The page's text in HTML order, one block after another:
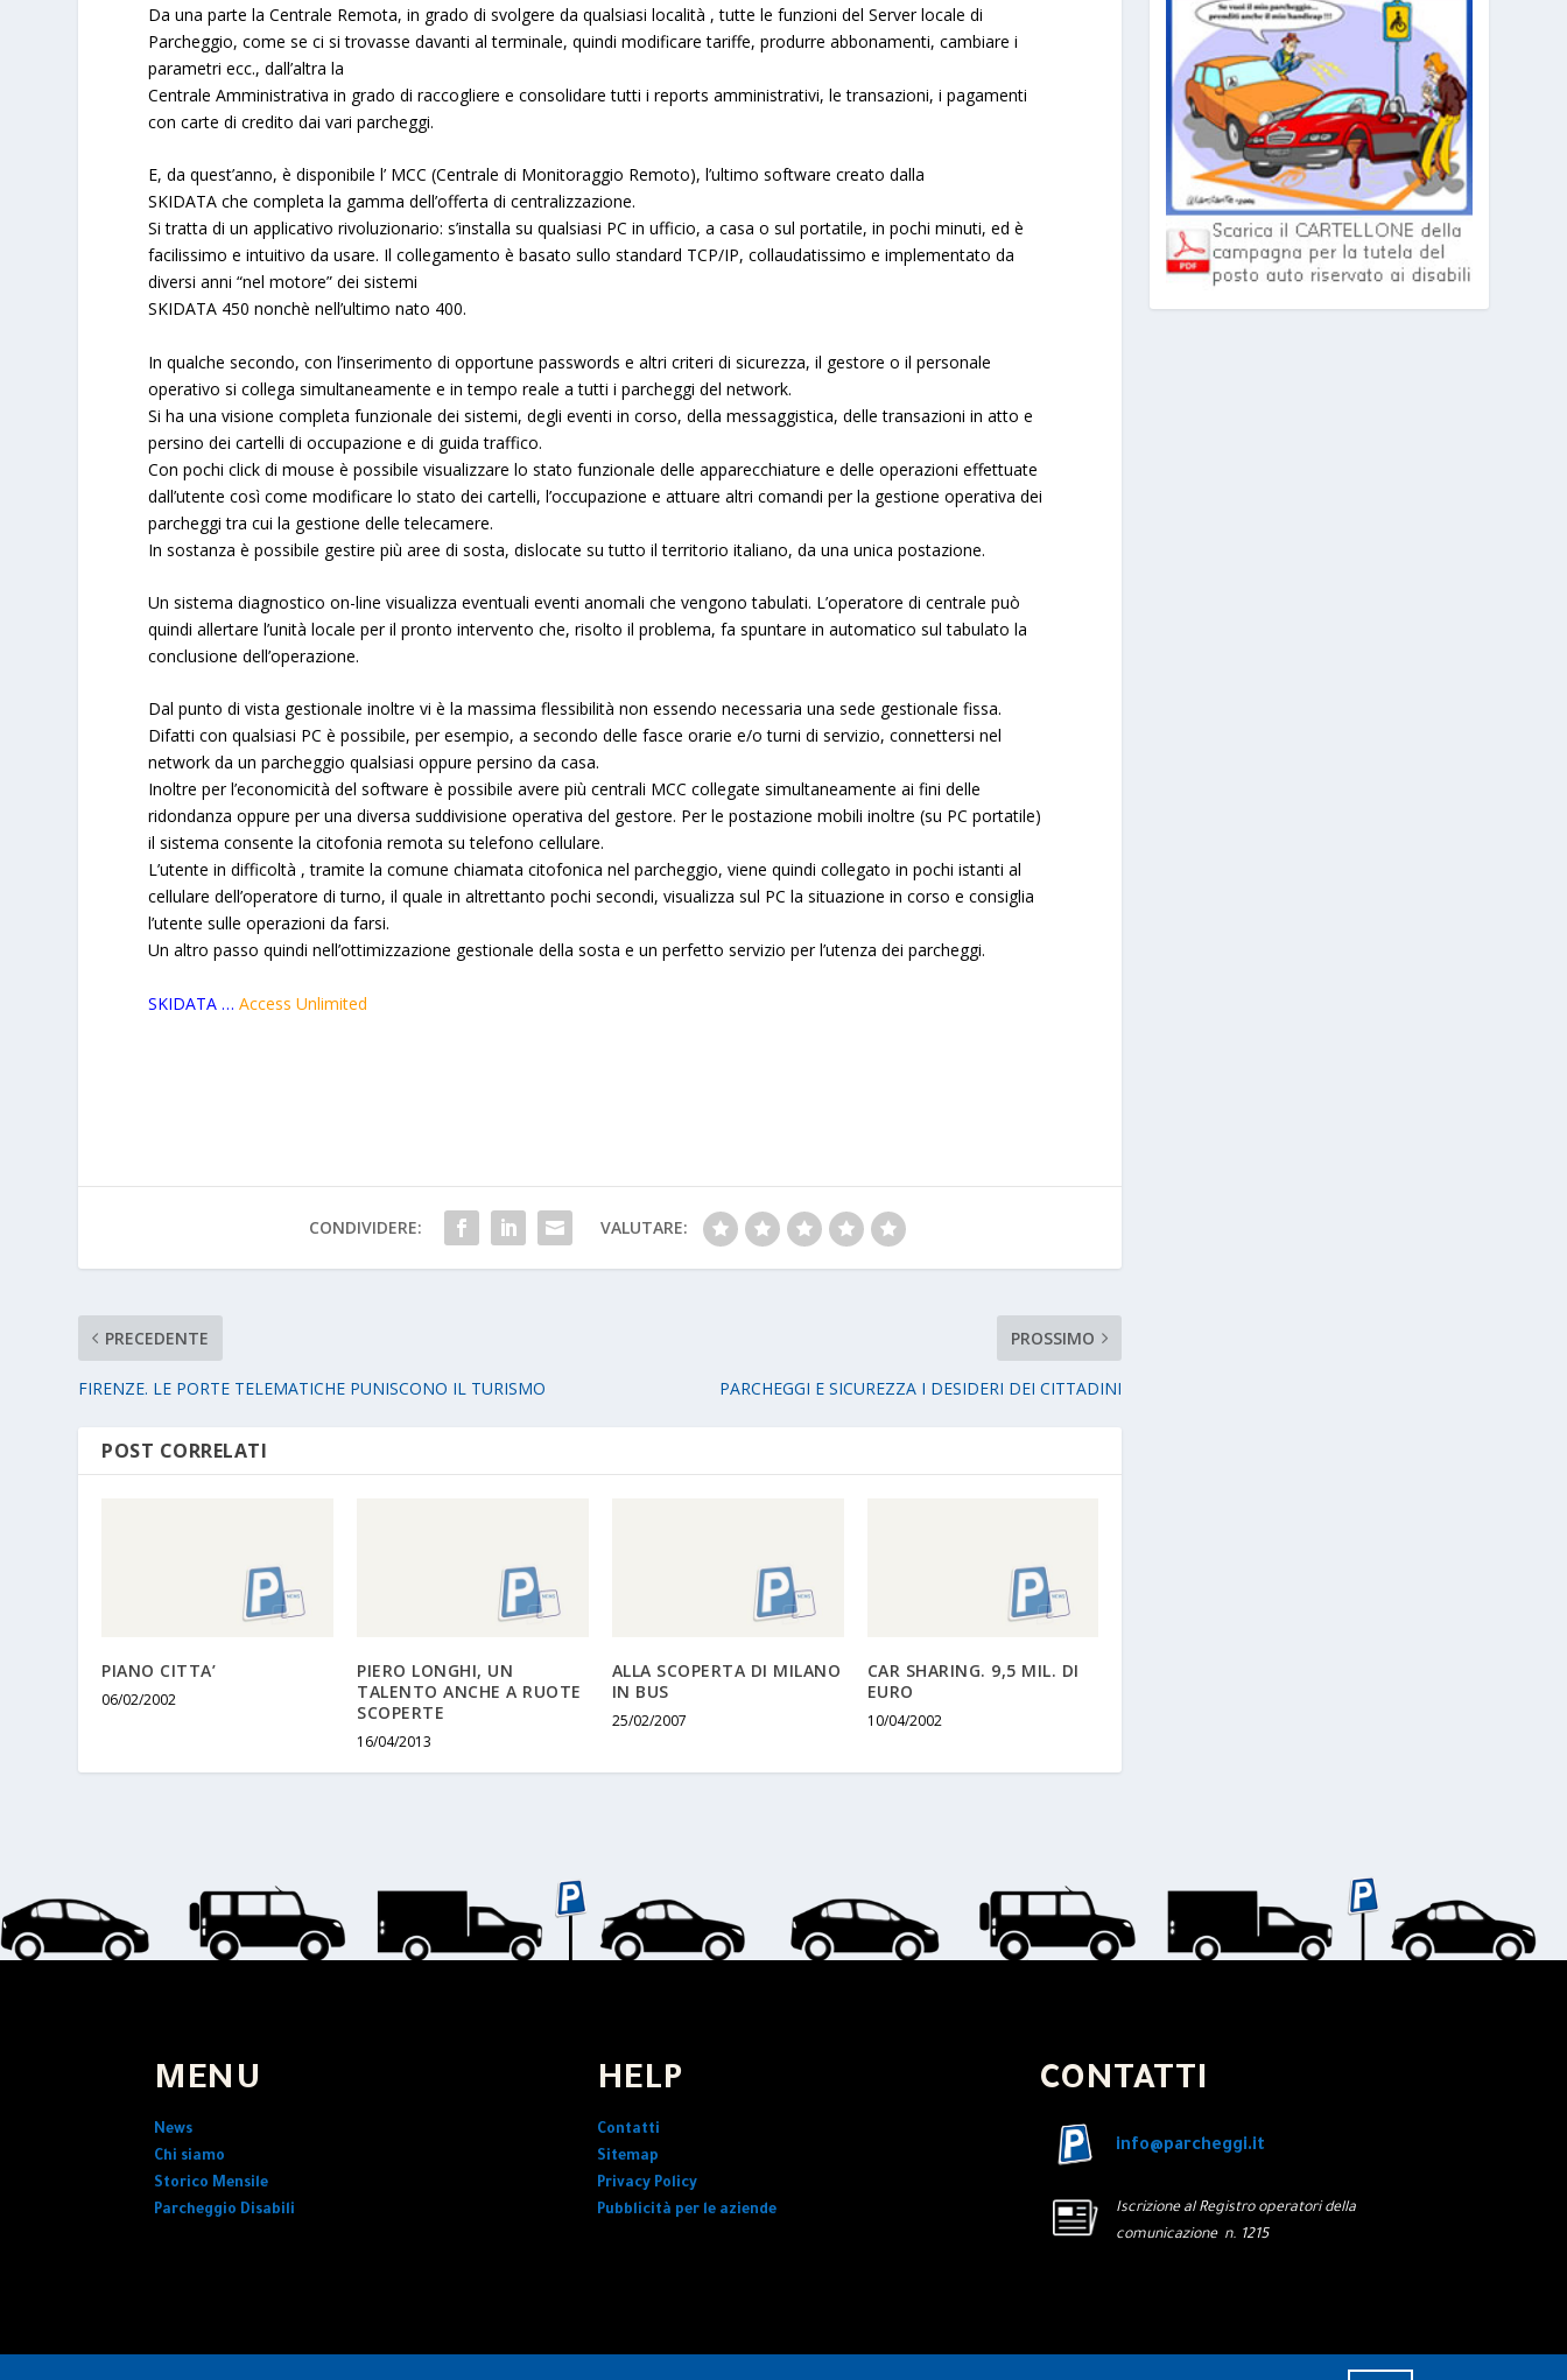
Da una parte laCentrale Remota, in grado di svolgere da qualsiasi località , tutte le funzioni del Server locale di
Parcheggio, come se ci si trovasse davanti al terminale, quindi modificare tariffe, produrre abbonamenti, cambiare i
parametri ecc., dall’altra la
Centrale Amministrativa in grado di raccogliere e consolidare tutti i reports amministrativi, le transazioni, i pagamenti
con carte di credito dai vari parcheggi.
E, da quest’anno, è disponibile l’ MCC (Centrale di Monitoraggio Remoto), l’ultimo software creato dalla
SKIDATA che completa la gamma dell’offerta di centralizzazione.
Si tratta di un applicativo rivoluzionario: s’installa suqualsiasi PC in ufficio, a casa o sul portatile, in pochi minuti, ed è
facilissimo e intuitivo da usare. Il collegamento è basato sullo standard TCP/IP, collaudatissimo e implementato da
diversi anni “nel motore” dei sistemi
SKIDATA 450 nonchè nell’ultimo nato 400.
In qualche secondo, con l’inserimento di opportune passwords e altri criteri di sicurezza, il gestore o il personale
operativo si collega simultaneamente e in tempo reale a tutti i parcheggi del network.
Si ha una visione completa funzionale dei sistemi, degli eventi in corso, della messaggistica, delle transazioni in atto e
persino dei cartelli di occupazione e di guida traffico.
Con pochi click di mouse è possibile visualizzare lo stato funzionale delle apparecchiature e delle operazioni effettuate
dall’utente così come modificare lo stato dei cartelli, l’occupazione e attuare altri comandi per la gestione operativa dei
parcheggi tra cui la gestione delle telecamere.
In sostanza è possibile gestire più aree di sosta, dislocate su tutto il territorio italiano, da una unica postazione.
Un sistema diagnostico on-line visualizza eventuali eventi anomali che vengono tabulati. L’operatore di centrale può
quindi allertare l’unità locale per il pronto intervento che, risolto il problema, fa spuntare in automatico sul tabulato la
conclusione dell’operazione.
Dal punto di vista gestionale inoltre vi è la massima flessibilità non essendo necessaria una sede gestionale fissa.
Difatti con qualsiasi PC è possibile, per esempio, a secondo delle fasce orarie e/o turni di servizio, connettersi nel
network da un parcheggio qualsiasi oppure persino da casa.
Inoltre per l’economicità del software è possibile avere più centrali MCC collegate simultaneamente ai fini delle
ridondanza oppure per una diversa suddivisione operativa del gestore. Per le postazione mobili inoltre (su PC portatile)
il sistema consente la citofonia remota su telefono cellulare.
L’utente in difficoltà , tramite la comune chiamata citofonica nel parcheggio, viene quindi collegato in pochi istanti al
cellulare dell’operatore di turno, il quale in altrettanto pochi secondi, visualizza sul PC la situazione in corso e consiglia
l’utente sulle operazioni da farsi.
Un altro passo quindi nell’ottimizzazione gestionale della sosta e un perfetto servizio per l’utenza dei parcheggi.
SKIDATA … Access Unlimited
CONDIVIDERE: VALUTARE:
PRECEDENTE
FIRENZE. LE PORTE TELEMATICHE PUNISCONO IL TURISMO
PROSSIMO
PARCHEGGI E SICUREZZA I DESIDERI DEI CITTADINI
POST CORRELATI
PIANO CITTA’
06/02/2002
PIERO LONGHI, UN
TALENTO ANCHE A RUOTE
SCOPERTE
16/04/2013
ALLA SCOPERTA DI MILANO
IN BUS
25/02/2007
CAR SHARING. 9,5 MIL. DI
EURO
10/04/2002
MENU
News
Chi siamo
Storico Mensile
Parcheggio Disabili
HELP
Contatti
Sitemap
Privacy Policy
Pubblicità per le aziende
CONTATTI
info@parcheggi.it
Iscrizione al Registro operatori della
comunicazione n. 1215